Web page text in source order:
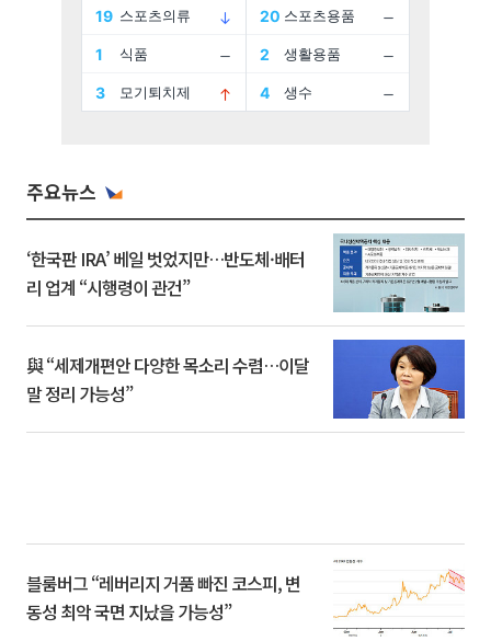
주요뉴스
‘한국판 IRA’ 베일 벗었지만…반도체·배터
리 업계 “시행령이 관건”
與 “세제개편안 다양한 목소리 수렴…이달
말 정리 가능성”
블룸버그 “레버리지 거품 빠진 코스피, 변
동성 최악 국면 지났을 가능성”